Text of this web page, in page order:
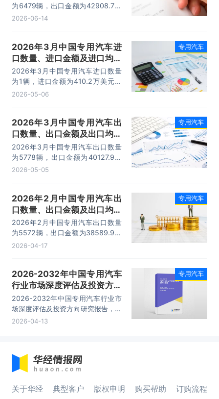
为6479辆，出口金额为42908.7万
美元，出口均价为6.6万美元/辆。
2026-06-14
2026年3月中国专用汽车进
口数量、进口金额及进口均价
统计分析
2026年3月中国专用汽车进口数量
为1辆，进口金额为410.2万美元，
进口均价为410.2万美元/辆。
2026-05-06
专用汽车
2026年3月中国专用汽车出
口数量、出口金额及出口均价
统计分析
2026年3月中国专用汽车出口数量
为5778辆，出口金额为40127.9万
美元，出口均价为6.9万美元/辆。
2026-05-05
专用汽车
2026年2月中国专用汽车出
口数量、出口金额及出口均价
统计分析
2026年2月中国专用汽车出口数量
为5572辆，出口金额为38589.9万
美元，出口均价为6.9万美元/辆。
2026-04-17
专用汽车
2026-2032年中国专用汽车
行业市场深度评估及投资方向
研究报告
2026-2032年中国专用汽车行业市
场深度评估及投资方向研究报告，主
要包括行业竞争状况及市场格局解
2026-04-13
专用汽车
关于华经 典型客户 版权申明 购买帮助 订购流程